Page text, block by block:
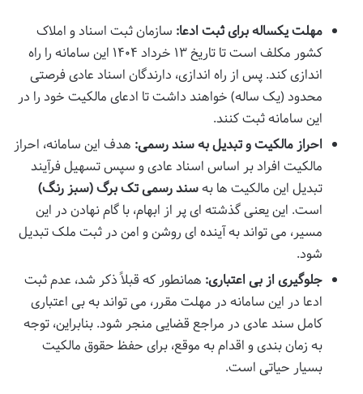
مهلت یکساله برای ثبت ادعا: سازمان ثبت اسناد و املاک
کشور مکلف است تا تاریخ ۱۳ خرداد ۱۴۰۴ این سامانه را راه
اندازی کند. پس از راه اندازی، دارندگان اسناد عادی فرصتی
محدود (یک ساله) خواهند داشت تا ادعای مالکیت خود را در
این سامانه ثبت کنند.
احراز مالکیت و تبدیل به سند رسمی: هدف این سامانه، احراز
مالکیت افراد بر اساس اسناد عادی و سپس تسهیل فرآیند
تبدیل این مالکیت ها بهسند رسمی تک برگ (سبز رنگ)
است. این یعنی گذشته ای پر از ابهام، با گام نهادن در این
مسیر، می تواند به آینده ای روشن و امن در ثبت ملک تبدیل
شود.
جلوگیری از بی اعتباری: همانطور که قبلاً ذکر شد، عدم ثبت
ادعا در این سامانه در مهلت مقرر، می تواند به بی اعتباری
کامل سند عادی در مراجع قضایی منجر شود. بنابراین، توجه
به زمان بندی و اقدام به موقع، برای حفظ حقوق مالکیت
بسیار حیاتی است.